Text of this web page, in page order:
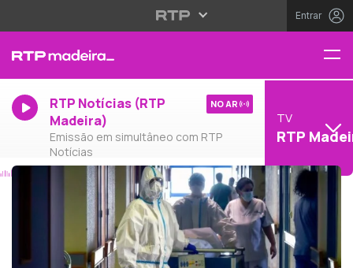
Entrar
RTP Notícias (RTP
Madeira)
Emissão em simultâneo com RTP
Notícias
NO AR
TV
RTP